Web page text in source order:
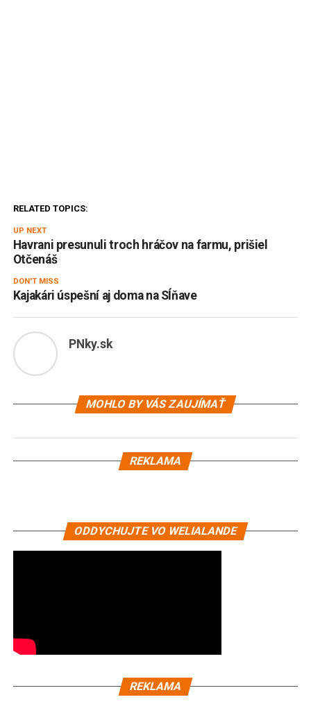
RELATED TOPICS:
UP NEXT
Havrani presunuli troch hráčov na farmu, prišiel
Otčenáš
DON'T MISS
Kajakári úspešní aj doma na Sĺňave
PNky.sk
MOHLO BY VÁS ZAUJÍMAŤ
REKLAMA
ODDYCHUJTE VO WELIALANDE
REKLAMA